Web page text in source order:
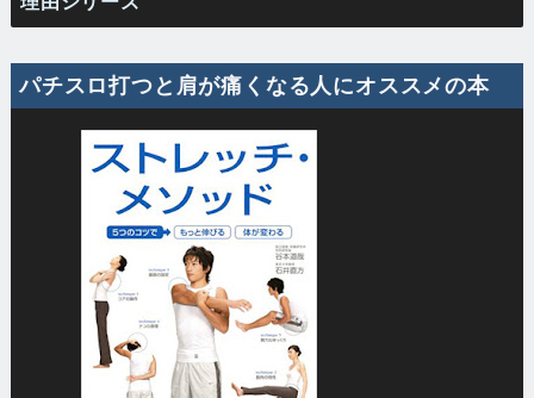
パチスロ打つと肩が痛くなる人にオススメの本